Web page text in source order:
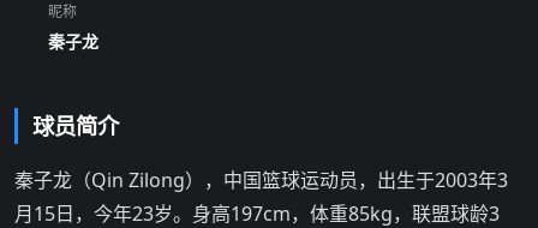
昵称
秦子龙
球员简介
秦子龙（Qin Zilong），中国篮球运动员，出生于2003年3
月15日，今年23岁。身高197cm，体重85kg，联盟球龄3